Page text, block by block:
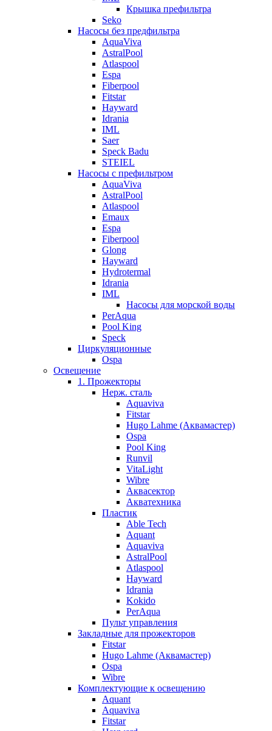
Крышка префильтра
Seko
Насосы без предфильтра
AquaViva
AstralPool
Atlaspool
Espa
Fiberpool
Fitstar
Hayward
Idrania
IML
Saer
Speck Badu
STEIEL
Насосы с префильтром
AquaViva
AstralPool
Atlaspool
Emaux
Espa
Fiberpool
Glong
Hayward
Hydrotermal
Idrania
IML
Насосы для морской воды
PerAqua
Pool King
Speck
Циркуляционные
Ospa
Освещение
1. Прожекторы
Нерж. сталь
Aquaviva
Fitstar
Hugo Lahme (Аквамастер)
Ospa
Pool King
Runvil
VitaLight
Wibre
Аквасектор
Акватехника
Пластик
Able Tech
Aquant
Aquaviva
AstralPool
Atlaspool
Hayward
Idrania
Kokido
PerAqua
Пульт управления
Закладные для прожекторов
Fitstar
Hugo Lahme (Аквамастер)
Ospa
Wibre
Комплектующие к освещению
Aquant
Aquaviva
Fitstar